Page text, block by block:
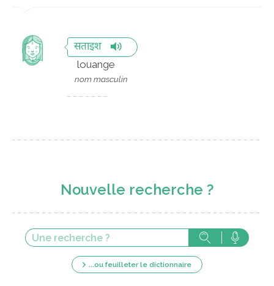
सताइश
louange
nom masculin
Nouvelle recherche ?
...ou feuilleter le dictionnaire